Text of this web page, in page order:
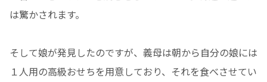
は驚かされます。
そして娘が発見したのですが、義母は朝から自分の娘には
１人用の高級おせちを用意しており、それを食べさせてい